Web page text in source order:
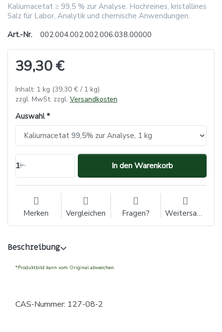
Kaliumacetat ≥ 99,5 % zur Analyse. Hochreines, kristallines
Salz für Labor, Analytik und chemische Anwendungen.
Art.-Nr.
002.004.002.002.006.038.00000
39,30 €
Inhalt: 1 kg (39,30 € / 1 kg)
zzgl. MwSt. zzgl. Versandkosten
Auswahl
1 In den Warenkorb
Merken Vergleichen Fragen? Weitersagen
Beschreibung
*Produktbild kann vom Original abweichen
CAS-Nummer: 127-08-2